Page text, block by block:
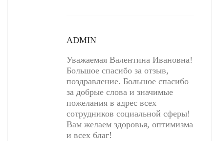
ADMIN
Уважаемая Валентина Ивановна!
Большое спасибо за отзыв,
поздравление. Большое спасибо
за добрые слова и значимые
пожелания в адрес всех
сотрудников социальной сферы!
Вам желаем здоровья, оптимизма
и всех благ!